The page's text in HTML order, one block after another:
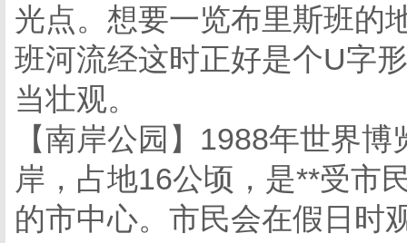
光点。想要一览布里斯班的
班河流经这时正好是个U字
当壮观。
【南岸公园】1988年世界
岸，占地16公顷，是**受市
的市中心。市民会在假日时